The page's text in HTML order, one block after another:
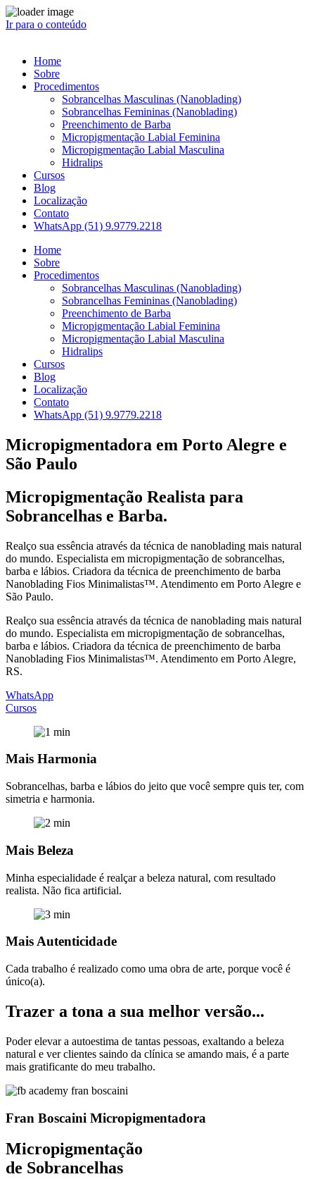
Ir para o conteúdo
Home
Sobre
Procedimentos
Sobrancelhas Masculinas (Nanoblading)
Sobrancelhas Femininas (Nanoblading)
Preenchimento de Barba
Micropigmentação Labial Feminina
Micropigmentação Labial Masculina
Hidralips
Cursos
Blog
Localização
Contato
WhatsApp (51) 9.9779.2218
Home
Sobre
Procedimentos
Sobrancelhas Masculinas (Nanoblading)
Sobrancelhas Femininas (Nanoblading)
Preenchimento de Barba
Micropigmentação Labial Feminina
Micropigmentação Labial Masculina
Hidralips
Cursos
Blog
Localização
Contato
WhatsApp (51) 9.9779.2218
Micropigmentadora em Porto Alegre e
São Paulo
Micropigmentação Realista para
Sobrancelhas e Barba.
Realço sua essência através da técnica de nanoblading mais natural
do mundo. Especialista em micropigmentação de sobrancelhas,
barba e lábios. Criadora da técnica de preenchimento de barba
Nanoblading Fios Minimalistas™. Atendimento em Porto Alegre e
São Paulo.
Realço sua essência através da técnica de nanoblading mais natural
do mundo. Especialista em micropigmentação de sobrancelhas,
barba e lábios. Criadora da técnica de preenchimento de barba
Nanoblading Fios Minimalistas™. Atendimento em Porto Alegre,
RS.
WhatsApp
Cursos
Mais Harmonia
Sobrancelhas, barba e lábios do jeito que você sempre quis ter, com
simetria e harmonia.
Mais Beleza
Minha especialidade é realçar a beleza natural, com resultado
realista. Não fica artificial.
Mais Autenticidade
Cada trabalho é realizado como uma obra de arte, porque você é
único(a).
Trazer a tona a sua melhor versão...
Poder elevar a autoestima de tantas pessoas, exaltando a beleza
natural e ver clientes saindo da clínica se amando mais, é a parte
mais gratificante do meu trabalho.
Fran Boscaini Micropigmentadora
Micropigmentação
de Sobrancelhas